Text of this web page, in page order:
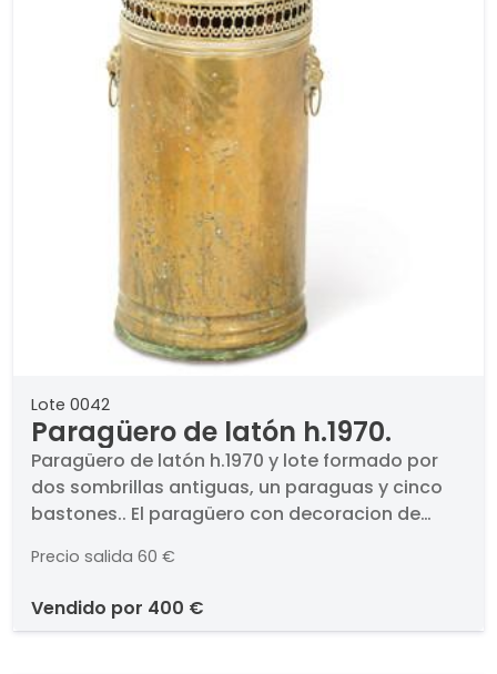
Lote 0042
Paragüero de latón h.1970.
Paragüero de latón h.1970 y lote formado por
dos sombrillas antiguas, un paraguas y cinco
bastones.. El paragüero con decoracion de
Precio salida 60 €
vendido por 400 €